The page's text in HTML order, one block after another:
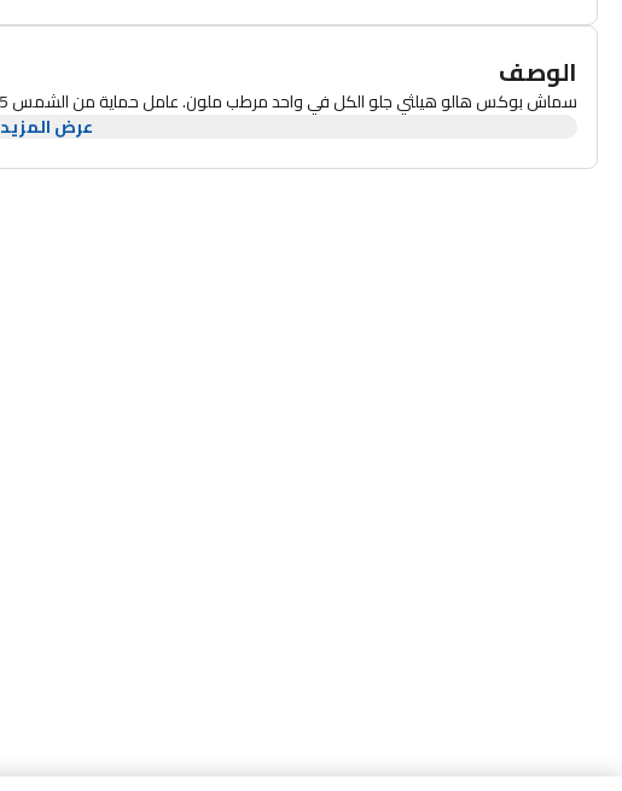
الوصف
سماش بوكس ​​هالو هيلثي جلو الكل في واحد مرطب ملون. عامل حماية من الشمس 25
عرض المزيد